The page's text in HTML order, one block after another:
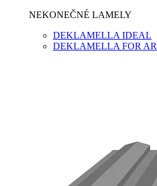
NEKONEČNÉ LAMELY
DEKLAMELLA IDEAL
DEKLAMELLA FOR